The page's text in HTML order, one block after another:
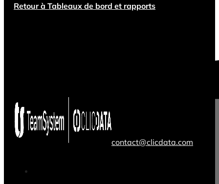
Retour à Tableaux de bord et rapports
contact@clicdata.com